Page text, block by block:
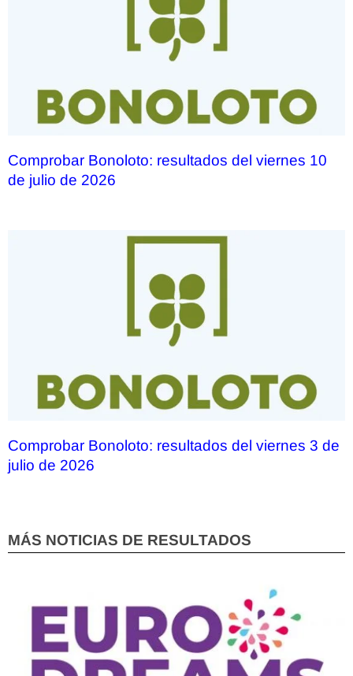
Comprobar Bonoloto: resultados del viernes 10
de julio de 2026
Comprobar Bonoloto: resultados del viernes 3 de
julio de 2026
MÁS NOTICIAS DE RESULTADOS